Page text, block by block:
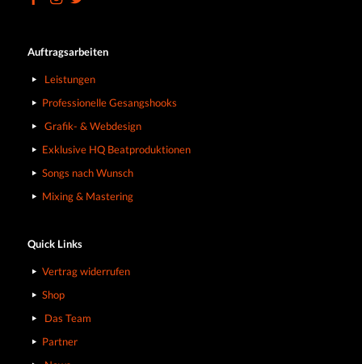
Auftragsarbeiten
Leistungen
Professionelle Gesangshooks
Grafik- & Webdesign
Exklusive HQ Beatproduktionen
Songs nach Wunsch
Mixing & Mastering
Quick Links
Vertrag widerrufen
Shop
Das Team
Partner